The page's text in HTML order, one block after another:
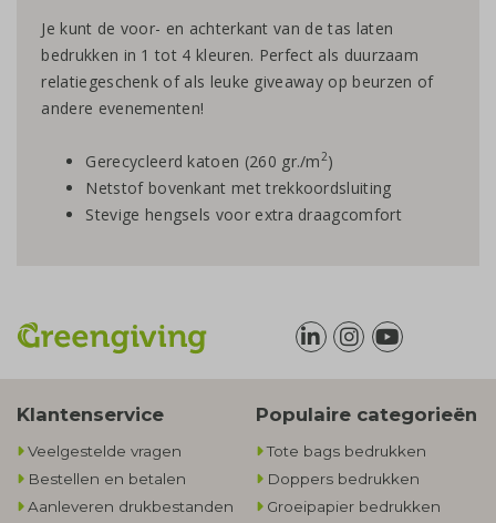
Je kunt de voor- en achterkant van de tas laten
bedrukken in 1 tot 4 kleuren. Perfect als duurzaam
relatiegeschenk of als leuke giveaway op beurzen of
andere evenementen!
Gerecycleerd katoen (260 gr./m2)
Netstof bovenkant met trekkoordsluiting
Stevige hengsels voor extra draagcomfort
Klantenservice
Veelgestelde vragen
Bestellen en betalen
Aanleveren drukbestanden
Populaire categorieën
Tote bags bedrukken
Doppers bedrukken
Groeipapier bedrukken